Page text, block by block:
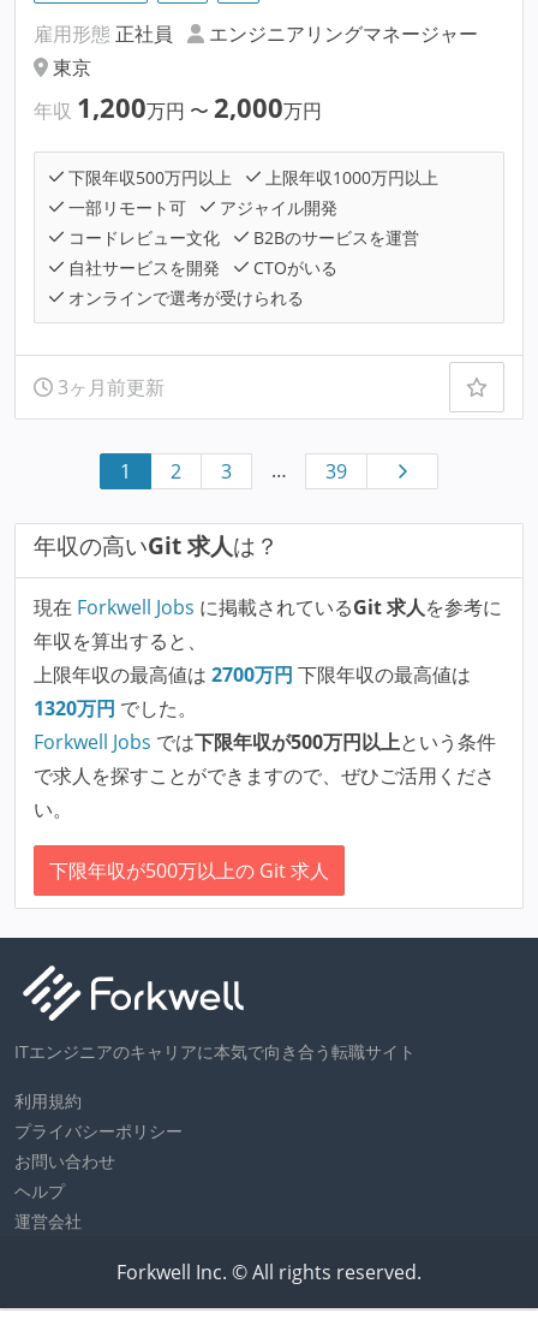
雇用形態 正社員
エンジニアリングマネージャー
東京
年収 1,200万円 〜 2,000万円
下限年収500万円以上
上限年収1000万円以上
一部リモート可
アジャイル開発
コードレビュー文化
B2Bのサービスを運営
自社サービスを開発
CTOがいる
オンラインで選考が受けられる
3ヶ月前更新
1 2 3 … 39
年収の高いGit 求人は？
現在 Forkwell Jobs に掲載されているGit 求人を参考に
年収を算出すると、
上限年収の最高値は 2700万円 下限年収の最高値は
1320万円 でした。
Forkwell Jobs では下限年収が500万円以上という条件
で求人を探すことができますので、ぜひご活用くださ
い。
下限年収が500万以上の Git 求人
ITエンジニアのキャリアに本気で向き合う転職サイト
利用規約
プライバシーポリシー
お問い合わせ
ヘルプ
運営会社
Forkwell Inc. © All rights reserved.